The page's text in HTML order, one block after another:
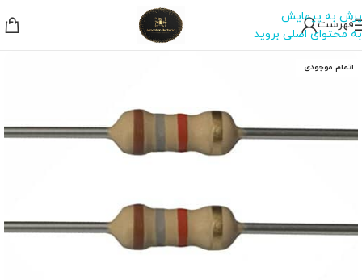
پرش به پیمایش
به محتوای اصلی بروید
فهرست
اتمام موجودی